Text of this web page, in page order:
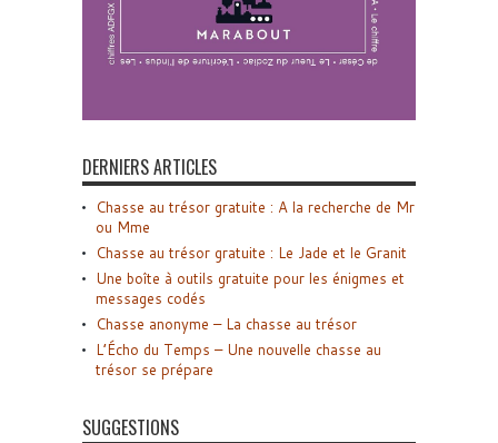
DERNIERS ARTICLES
Chasse au trésor gratuite : A la recherche de Mr
ou Mme
Chasse au trésor gratuite : Le Jade et le Granit
Une boîte à outils gratuite pour les énigmes et
messages codés
Chasse anonyme – La chasse au trésor
L’Écho du Temps – Une nouvelle chasse au
trésor se prépare
SUGGESTIONS